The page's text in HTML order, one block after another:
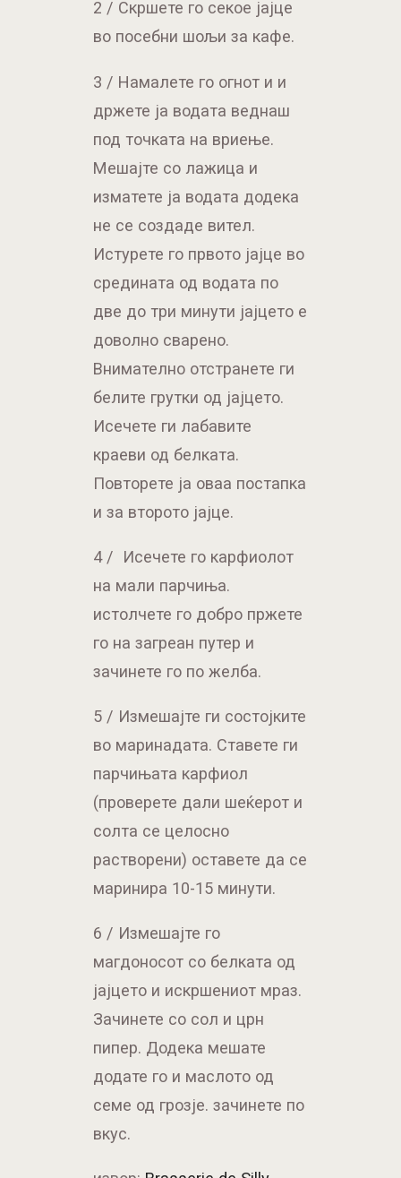
2 / Скршете го секое јајце
во посебни шољи за кафе.
3 / Намалете го огнот и и
држете ја водата веднаш
под точката на вриење.
Мешајте со лажица и
изматете ја водата додека
не се создаде вител.
Истурете го првото јајце во
средината од водата по
две до три минути јајцето е
доволно сварено.
Внимателно отстранете ги
белите грутки од јајцето.
Исечете ги лабавите
краеви од белката.
Повторете ја оваа постапка
и за второто јајце.
4 / Исечете го карфиолот
на мали парчиња.
истолчете го добро пржете
го на загреан путер и
зачинете го по желба.
5 / Измешајте ги состојките
во маринадата. Ставете ги
парчињата карфиол
(проверете дали шеќерот и
солта се целосно
растворени) оставете да се
маринира 10-15 минути.
6 / Измешајте го
магдоносот со белката од
јајцето и искршениот мраз.
Зачинете со сол и црн
пипер. Додека мешате
додате го и маслото од
семе од грозје. зачинете по
вкус.